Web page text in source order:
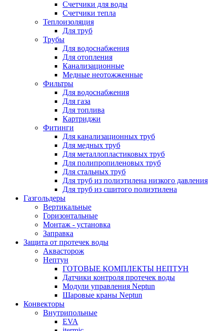
Счетчики для воды
Счетчики тепла
Теплоизоляция
Для труб
Трубы
Для водоснабжения
Для отопления
Канализационные
Медные неотожженные
Фильтры
Для водоснабжения
Для газа
Для топлива
Картриджи
Фитинги
Для канализационных труб
Для медных труб
Для металлопластиковых труб
Для полипропиленовых труб
Для стальных труб
Для труб из полиэтилена низкого давления
Для труб из сшитого полиэтилена
Газгольдеры
Вертикальные
Горизонтальные
Монтаж - установка
Заправка
Защита от протечек воды
Аквасторож
Нептун
ГОТОВЫЕ КОМПЛЕКТЫ НЕПТУН
Датчики контроля протечек воды
Модули управления Neptun
Шаровые краны Neptun
Конвекторы
Внутрипольные
EVA